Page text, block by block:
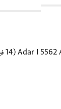
(14 فبراير 1802 CE)